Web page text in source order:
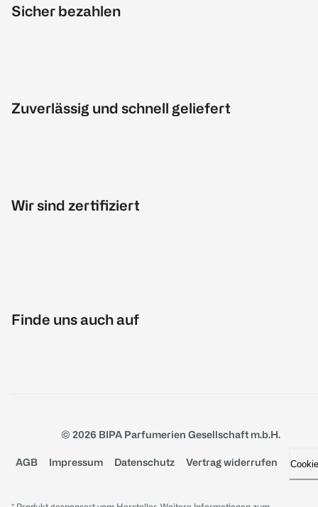
Sicher bezahlen
Zuverlässig und schnell geliefert
Wir sind zertifiziert
Finde uns auch auf
© 2026 BIPA Parfumerien Gesellschaft m.b.H.
AGB Impressum Datenschutz Vertrag widerrufen